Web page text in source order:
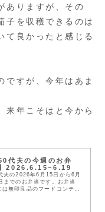
ありますが、その
子を収穫できるのは
て良かったと感じる
ですが、今年はあま
来年こそはと今から
50代夫の今週のお弁
2026.6.15~6.19
夫の2026年6月15日から6月
までのお弁当です。お弁当
は無印良品のフードコンテナ